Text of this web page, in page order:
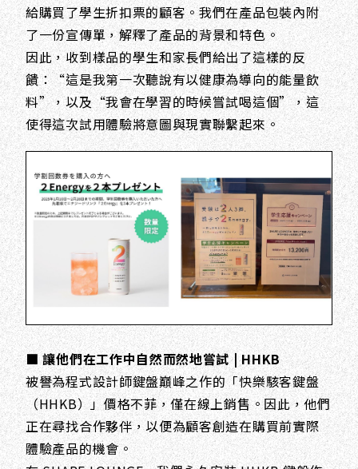
給購買了學生折扣票的顧客。我們在產品包裝內附
了一份宣傳單，解釋了產品的背景和特色。
因此，收到樣品的學生和家長們給出了這樣的反
饋：“這是我第一次聽說有以健康為導向的能量飲
料”，以及“我會在學習的時候嘗試喝這個”，這
使得這次試用體驗將意圖與現實聯繫起來。
■ 讓他們在工作中自然而然地嘗試 | HHKB
被譽為程式設計師鍵盤巔峰之作的「快樂駭客鍵盤
（HHKB）」價格不菲，僅在線上銷售。因此，他們
正在尋找合作夥伴，以便為顧客創造在購買前實際
體驗產品的機會。